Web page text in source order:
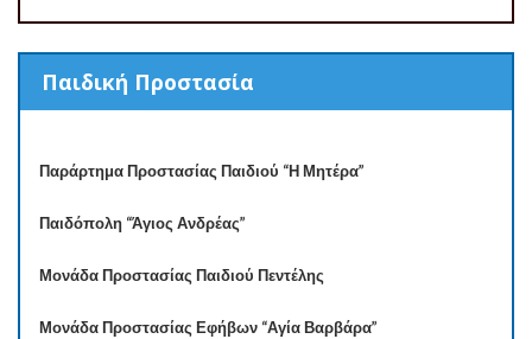
Παιδική Προστασία
Παράρτημα Προστασίας Παιδιού “Η Μητέρα”
Παιδόπολη “Άγιος Ανδρέας”
Μονάδα Προστασίας Παιδιού Πεντέλης
Μονάδα Προστασίας Εφήβων “Αγία Βαρβάρα”